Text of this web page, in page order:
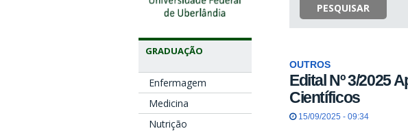
GRADUAÇÃO
Enfermagem
Medicina
Nutrição
PESQUISAR
OUTROS
Edital Nº 3/2025
Científicos
15/09/2025 - 09:34